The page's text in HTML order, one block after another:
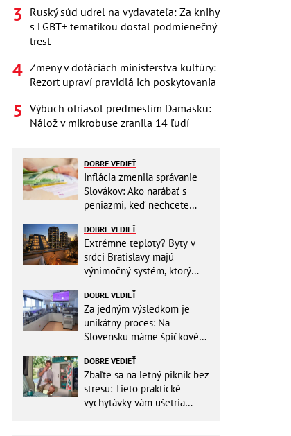
Ruský súd udrel na vydavateľa: Za knihy
s LGBT+ tematikou dostal podmienečný
trest
Zmeny v dotáciách ministerstva kultúry:
Rezort upraví pravidlá ich poskytovania
Výbuch otriasol predmestím Damasku:
Nálož v mikrobuse zranila 14 ľudí
DOBRE VEDIEŤ
Inflácia zmenila správanie
Slovákov: Ako narábať s
peniazmi, keď nechcete
DOBRE VEDIEŤ
Extrémne teploty? Byty v
srdci Bratislavy majú
výnimočný systém, ktorý
DOBRE VEDIEŤ
Za jedným výsledkom je
unikátny proces: Na
Slovensku máme špičkové
DOBRE VEDIEŤ
Zbaľte sa na letný piknik bez
stresu: Tieto praktické
vychytávky vám ušetria